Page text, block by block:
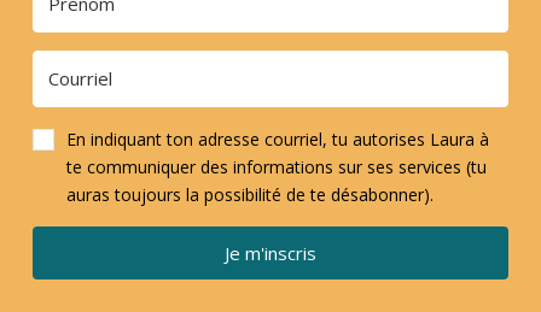
En indiquant ton adresse courriel, tu autorises Laura à
te communiquer des informations sur ses services (tu
auras toujours la possibilité de te désabonner).
Je m'inscris